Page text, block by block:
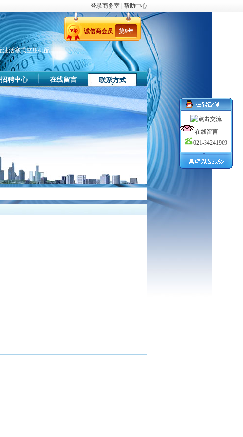
登录商务室 帮助中心
油活塞式空压机配
诚信商会员 第9年
招聘中心 在线留言 联系方式
在线留言
021-34241969